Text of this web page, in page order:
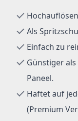
Als
Einfach zu
Günstiger
Paneel.
Haftet auf
(Premium